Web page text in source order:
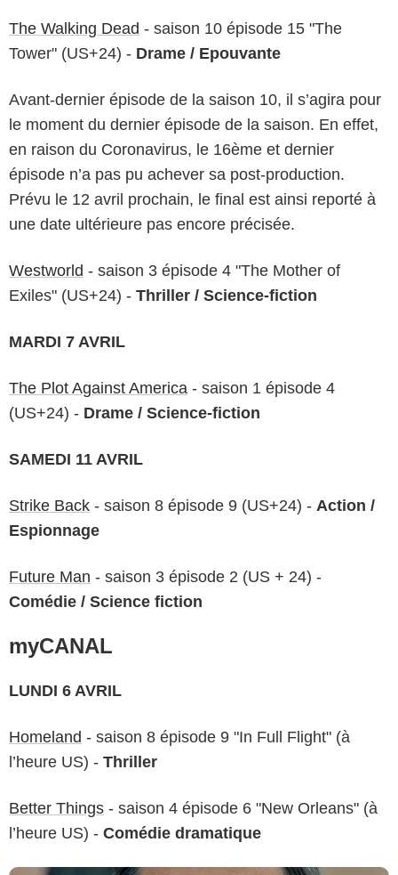
The Walking Dead - saison 10 épisode 15 "The
Tower" (US+24) - Drame / Epouvante
Avant-dernier épisode de la saison 10, il s’agira pour
le moment du dernier épisode de la saison. En effet,
en raison du Coronavirus, le 16ème et dernier
épisode n’a pas pu achever sa post-production.
Prévu le 12 avril prochain, le final est ainsi reporté à
une date ultérieure pas encore précisée.
Westworld - saison 3 épisode 4 "The Mother of
Exiles" (US+24) - Thriller / Science-fiction
MARDI 7 AVRIL
The Plot Against America - saison 1 épisode 4
(US+24) - Drame / Science-fiction
SAMEDI 11 AVRIL
Strike Back - saison 8 épisode 9 (US+24) - Action /
Espionnage
Future Man - saison 3 épisode 2 (US + 24) -
Comédie / Science fiction
myCANAL
LUNDI 6 AVRIL
Homeland - saison 8 épisode 9 "In Full Flight" (à
l’heure US) - Thriller
Better Things - saison 4 épisode 6 "New Orleans" (à
l’heure US) - Comédie dramatique